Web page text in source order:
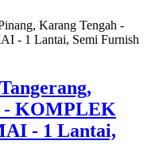
- KOMPLEK
- 1 Lantai,